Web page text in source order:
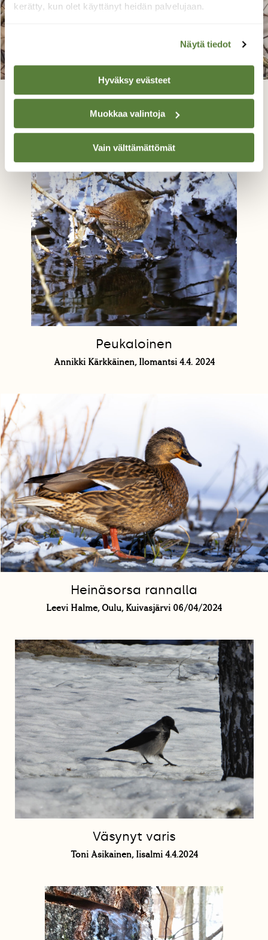
kerätty, kun olet käyttänyt heidän palvelujaan.
Näytä tiedot
Hyväksy evästeet
Muokkaa valintoja
Vain välttämättömät
Ruokahetki
Susanna Hannula, Turku 30.3.24
Peukaloinen
Annikki Kärkkäinen, Ilomantsi 4.4. 2024
Heinäsorsa rannalla
Leevi Halme, Oulu, Kuivasjärvi 06/04/2024
Väsynyt varis
Toni Asikainen, Iisalmi 4.4.2024